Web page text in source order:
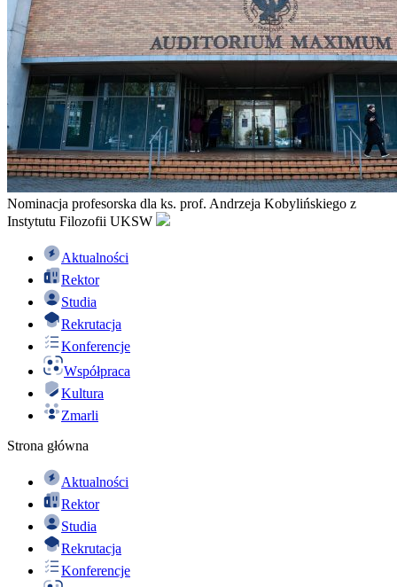
Nominacja profesorska dla ks. prof. Andrzeja Kobylińskiego z
Instytutu Filozofii UKSW
Aktualności
Rektor
Studia
Rekrutacja
Konferencje
Współpraca
Kultura
Zmarli
Strona główna
Aktualności
Rektor
Studia
Rekrutacja
Konferencje